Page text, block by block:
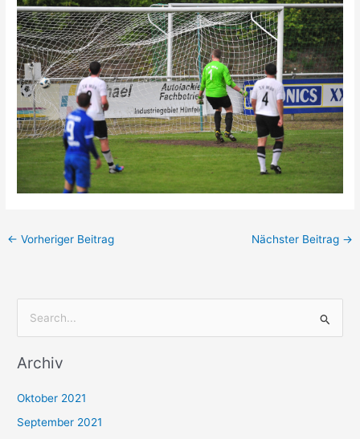
← Vorheriger Beitrag Nächster Beitrag →
c
n
Archiv
Oktober 2021
September 2021